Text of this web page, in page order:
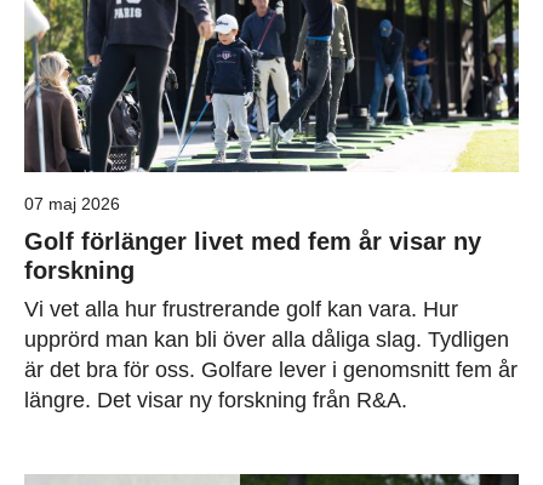
07 maj 2026
Golf förlänger livet med fem år visar ny
forskning
Vi vet alla hur frustrerande golf kan vara. Hur
upprörd man kan bli över alla dåliga slag. Tydligen
är det bra för oss. Golfare lever i genomsnitt fem år
längre. Det visar ny forskning från R&A.